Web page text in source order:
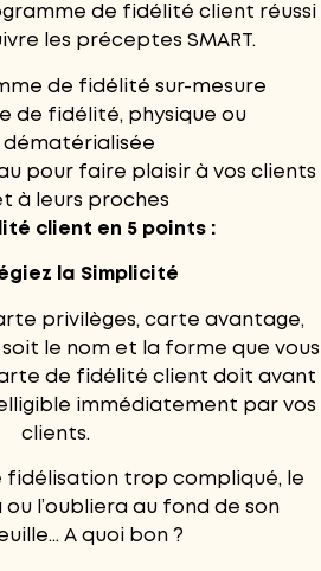
de fidélité client réussi
les préceptes SMART.
de fidélité sur-mesure
de fidélité, physique ou
dématérialisée
pour faire plaisir à vos clients
à leurs proches
client en 5 points :
la Simplicité
privilèges, carte avantage,
le nom et la forme que vous
de fidélité client doit avant
immédiatement par vos
clients.
fidélisation trop compliqué, le
l’oubliera au fond de son
A quoi bon ?